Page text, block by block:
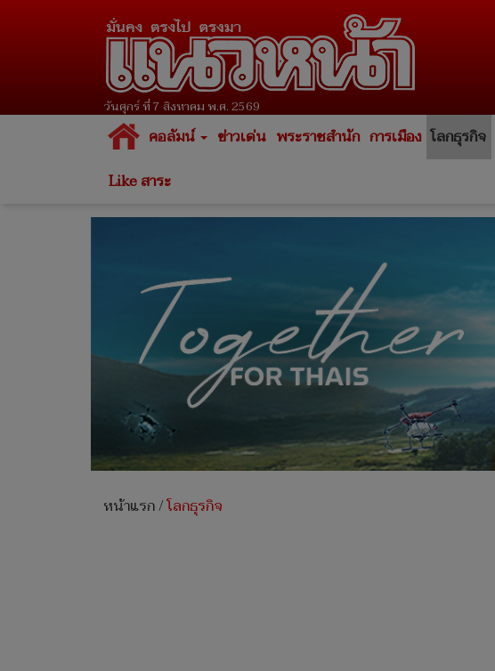
วันศุกร์ ที่ 7 สิงหาคม พ.ศ. 2569
คอลัมน์ ข่าวเด่น พระราชสำนัก การเมือง โลกธุรกิจ
Like สาระ
หน้าแรก/โลกธุรกิจ